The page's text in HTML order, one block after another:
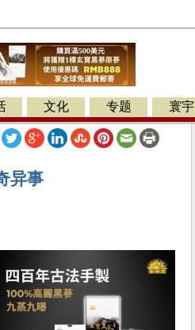
文化 专题 寰宇
异事